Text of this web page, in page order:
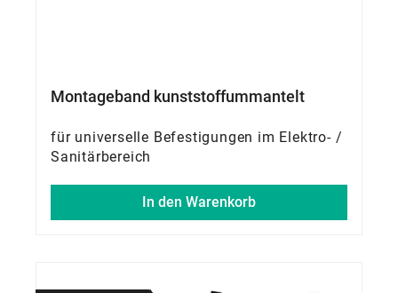
Montageband kunststoffummantelt
für universelle Befestigungen im Elektro- /
Sanitärbereich
In den Warenkorb